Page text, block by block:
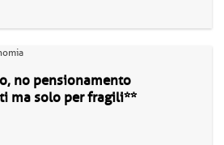
no pensionamento
ma solo per fragili**